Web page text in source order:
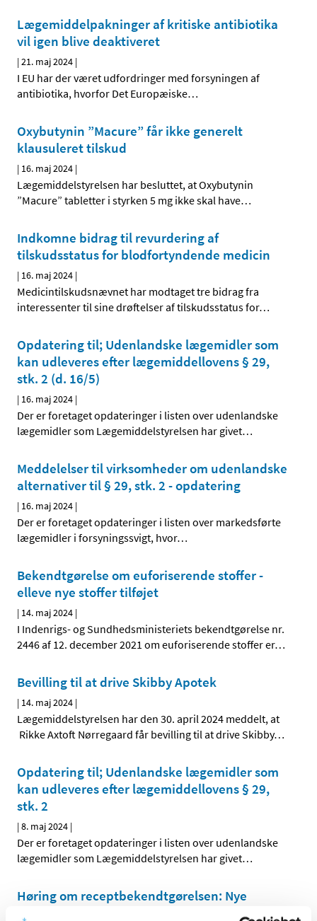
Lægemiddelpakninger af kritiske antibiotika
vil igen blive deaktiveret
|21. maj 2024 |
I EU har der været udfordringer med forsyningen af
antibiotika, hvorfor Det Europæiske…
Oxybutynin ”Macure” får ikke generelt
klausuleret tilskud
| 16. maj 2024 |
Lægemiddelstyrelsen har besluttet, at Oxybutynin
”Macure” tabletter i styrken 5 mg ikke skal have…
Indkomne bidrag til revurdering af
tilskudsstatus for blodfortyndende medicin
| 16. maj 2024 |
Medicintilskudsnævnet har modtaget tre bidrag fra
interessenter til sine drøftelser af tilskudsstatus for…
Opdatering til; Udenlandske lægemidler som
kan udleveres efter lægemiddellovens § 29,
stk. 2 (d. 16/5)
| 16. maj 2024 |
Der er foretaget opdateringer i listen over udenlandske
lægemidler som Lægemiddelstyrelsen har givet…
Meddelelser til virksomheder om udenlandske
alternativer til § 29, stk. 2 - opdatering
| 16. maj 2024 |
Der er foretaget opdateringer i listen over markedsførte
lægemidler i forsyningssvigt, hvor…
Bekendtgørelse om euforiserende stoffer -
elleve nye stoffer tilføjet
| 14. maj 2024 |
I Indenrigs- og Sundhedsministeriets bekendtgørelse nr.
2446 af 12. december 2021 om euforiserende stoffer er…
Bevilling til at drive Skibby Apotek
| 14. maj 2024 |
Lægemiddelstyrelsen har den 30. april 2024 meddelt, at
Rikke Axtoft Nørregaard får bevilling til at drive Skibby…
Opdatering til; Udenlandske lægemidler som
kan udleveres efter lægemiddellovens § 29,
stk. 2
|8. maj 2024 |
Der er foretaget opdateringer i listen over udenlandske
lægemidler som Lægemiddelstyrelsen har givet…
Høring om receptbekendtgørelsen: Nye
bestemmelser skal mindske risiko for ulovligt